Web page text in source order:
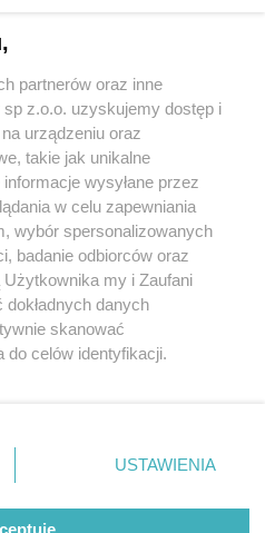
5 / 0
regulamin korzystania z portali
Skontakuj sięz nami
Kontakt
Wydawca
Redakcja
partnerów oraz inne
z.o.o. uzyskujemy dostęp i
urządzeniu oraz
takie jak unikalne
wysyłane przez
w celu zapewniania
wybór spersonalizowanych
badanie odbiorców oraz
Użytkownika my i Zaufani
danych
skanować
do celów identyfikacji.
ustawień prywatności
rogu strony
nie wymagają zgody
sprzeciwić się takiemu
USTAWIENIA